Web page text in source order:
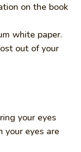
on the book
white paper.
out of your
your eyes
your eyes are